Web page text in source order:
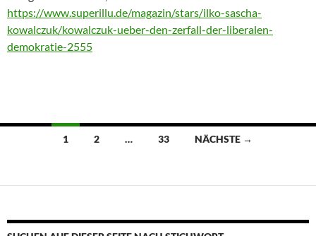
https://www.superillu.de/magazin/stars/ilko-sascha-
kowalczuk/kowalczuk-ueber-den-zerfall-der-liberalen-
demokratie-2555
Beitragsnavigation
1 2 … 33 NÄCHSTE →